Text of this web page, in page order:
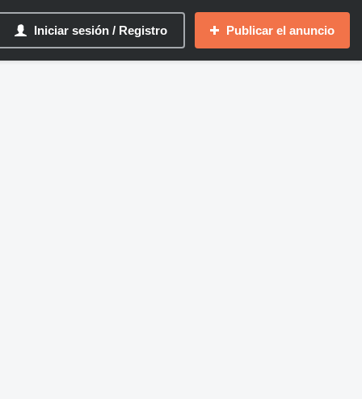
Iniciar sesión / Registro Publicar el anuncio